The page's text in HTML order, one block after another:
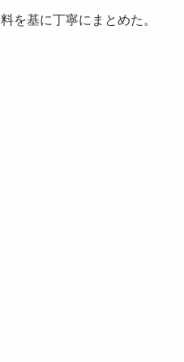
を基に丁寧にまとめた。